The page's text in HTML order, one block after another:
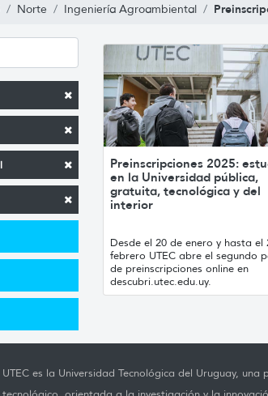
Norte Ingeniería Agroambiental
Preinscripciones 2025:
en la Universidad pública,
gratuita, tecnológica y del
interior
Desde el 20 de enero y hasta el
febrero UTEC abre el segundo
de preinscripciones online en
descubri.utec.edu.uy.
UTEC es la Universidad Tecnológica del Uruguay,